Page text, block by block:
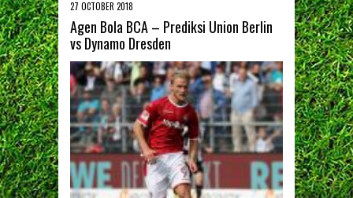
27 OCTOBER 2018
Agen Bola BCA – Prediksi Union Berlin
vs Dynamo Dresden